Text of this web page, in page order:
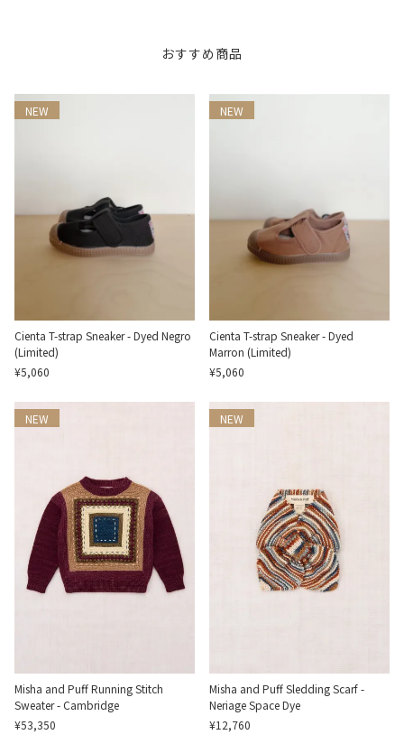
おすすめ商品
NEW
Cienta T-strap Sneaker - Dyed Negro
(Limited)
¥5,060
NEW
Cienta T-strap Sneaker - Dyed
Marron (Limited)
¥5,060
NEW
Misha and Puff Running Stitch
Sweater - Cambridge
¥53,350
NEW
Misha and Puff Sledding Scarf -
Neriage Space Dye
¥12,760